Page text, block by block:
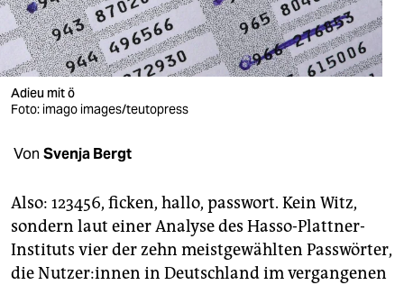
wahrheit
verlag
verlag
shop
fragen & hilfe
unterstützen
abo
Adieu mit ö
Foto: imago images/teutopress
Von Svenja Bergt
Also: 123456, ficken, hallo, passwort. Kein Witz,
sondern laut einer Analyse des Hasso-Plattner-
Instituts vier der zehn meistgewählten Passwörter,
die Nutzer:innen in Deutschland im vergangenen